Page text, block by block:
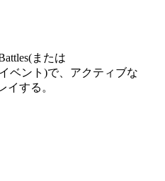
または
ベント)で、アクティブな
イする。